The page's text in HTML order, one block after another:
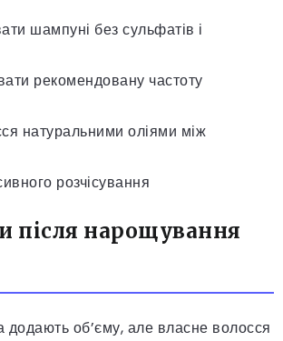
шампуні без сульфатів і
рекомендовану частоту
натуральними оліями між
розчісування
після нарощування
об’єму, але власне волосся